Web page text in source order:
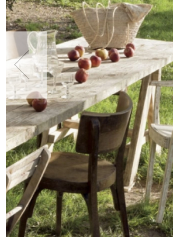
NATURALNIE
URODA
NATURALNA
DLA DOMU
EKO ŻYCIE
PRZYRODA